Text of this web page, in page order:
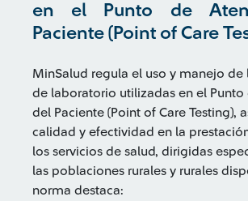
en el Punto de
Paciente (Point of Care
MinSalud regula el uso y manejo de
de laboratorio utilizadas en el Punto
del Paciente (Point of Care Testing),
calidad y efectividad en la
los servicios de salud, dirigidas
las poblaciones rurales y rurales
norma destaca: